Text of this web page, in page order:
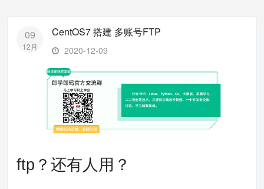
09
12月
CentOS7 搭建 多账号FTP
2020-12-09
ftp？还有人用？